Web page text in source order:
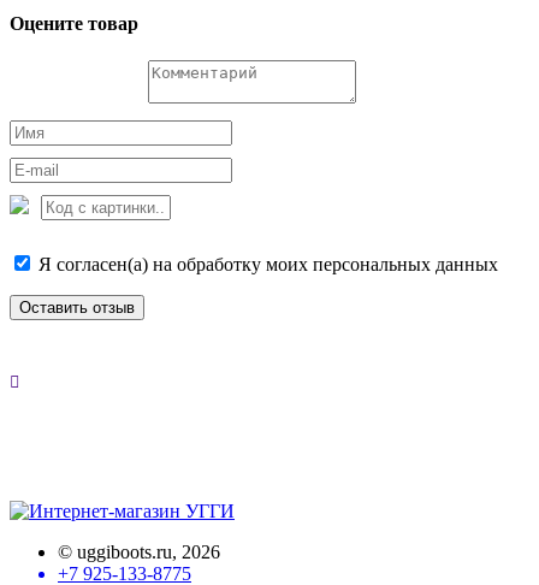
Оцените товар
Я согласен(а) на обработку моих персональных данных
Оставить отзыв
© uggiboots.ru, 2026
+7 925-133-8775